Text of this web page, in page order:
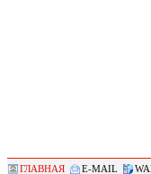
ГЛАВНАЯ E-MAIL